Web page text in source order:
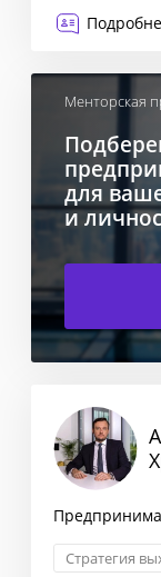
Менторская
для
и
Стратегия